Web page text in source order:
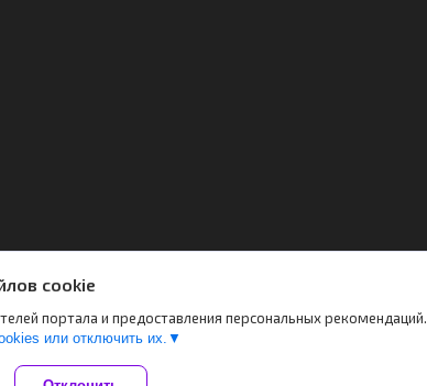
cookie
портала и предоставления персональных рекомендаций.
или отключить их.